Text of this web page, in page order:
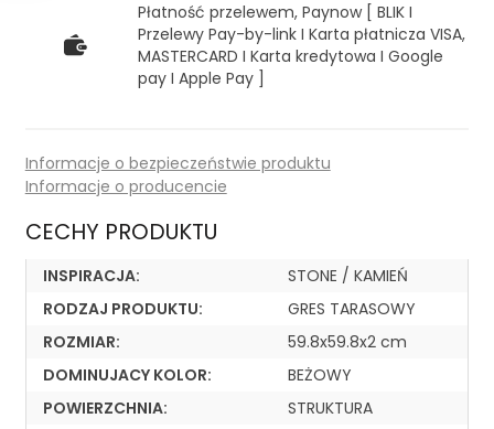
Płatność przelewem, Paynow [ BLIK I
Przelewy Pay-by-link I Karta płatnicza VISA,
MASTERCARD I Karta kredytowa I Google
pay I Apple Pay ]
Informacje o bezpieczeństwie produktu
Informacje o producencie
CECHY PRODUKTU
INSPIRACJA:
STONE / KAMIEŃ
RODZAJ PRODUKTU:
GRES TARASOWY
ROZMIAR:
59.8x59.8x2 cm
DOMINUJACY KOLOR:
BEŻOWY
POWIERZCHNIA:
STRUKTURA